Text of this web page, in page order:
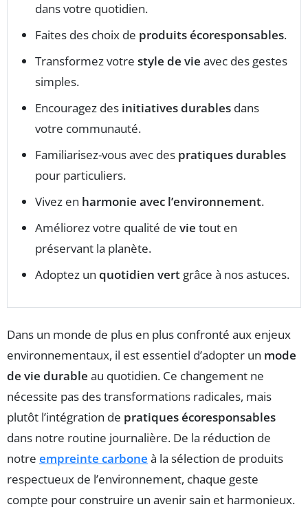
dans votre quotidien.
Faites des choix de produits écoresponsables.
Transformez votre style de vie avec des gestes
simples.
Encouragez des initiatives durables dans
votre communauté.
Familiarisez-vous avec des pratiques durables
pour particuliers.
Vivez en harmonie avec l’environnement.
Améliorez votre qualité de vie tout en
préservant la planète.
Adoptez un quotidien vert grâce à nos astuces.
Dans un monde de plus en plus confronté aux enjeux
environnementaux, il est essentiel d’adopter un mode
de vie durable au quotidien. Ce changement ne
nécessite pas des transformations radicales, mais
plutôt l’intégration de pratiques écoresponsables
dans notre routine journalière. De la réduction de
notre empreinte carbone à la sélection de produits
respectueux de l’environnement, chaque geste
compte pour construire un avenir sain et harmonieux.